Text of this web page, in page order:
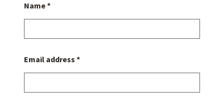
Name *
Email address *